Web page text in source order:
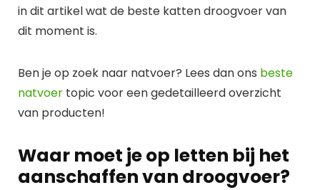
in dit artikel wat de beste katten droogvoer van
dit moment is.
Ben je op zoek naar natvoer? Lees dan ons beste
natvoer topic voor een gedetailleerd overzicht
van producten!
Waar moet je op letten bij het
aanschaffen van droogvoer?